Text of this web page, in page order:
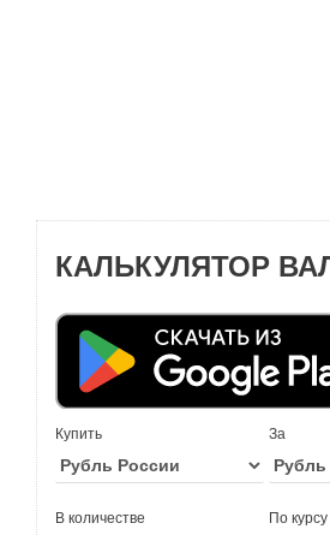
КАЛЬКУЛЯТОР
Купить За
В количестве По